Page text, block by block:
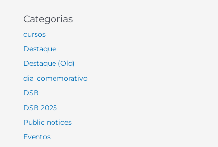
Categorias
cursos
Destaque
Destaque (Old)
dia_comemorativo
DSB
DSB 2025
Public notices
Eventos